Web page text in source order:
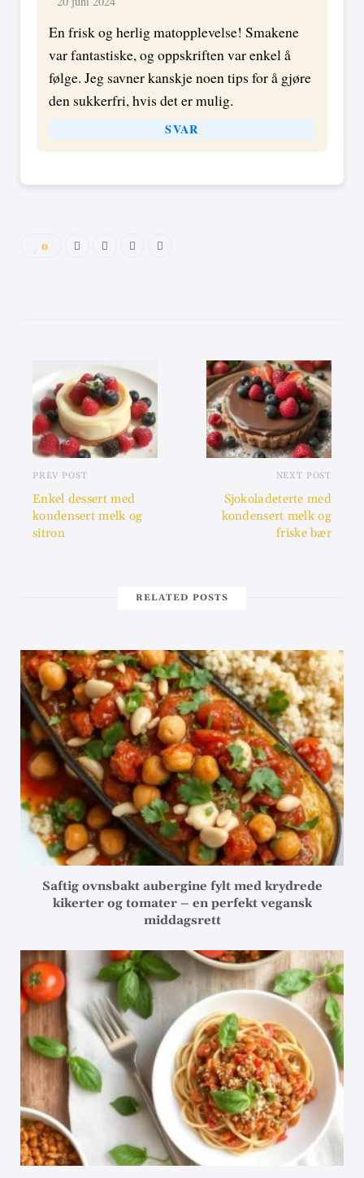
En frisk og herlig matopplevelse! Smakene
var fantastiske, og oppskriften var enkel å
følge. Jeg savner kanskje noen tips for å gjøre
den sukkerfri, hvis det er mulig.
SVAR
0
PREV POST
Enkel dessert med
kondensert melk og
sitron
NEXT POST
Sjokoladeterte med
kondensert melk og
friske bær
RELATED POSTS
Saftig ovnsbakt aubergine fylt med krydrede
kikerter og tomater – en perfekt vegansk
middagsrett